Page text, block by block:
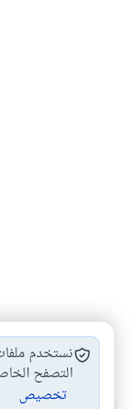
الأسرة الزواجنستخدم
التصفح
تخصيص